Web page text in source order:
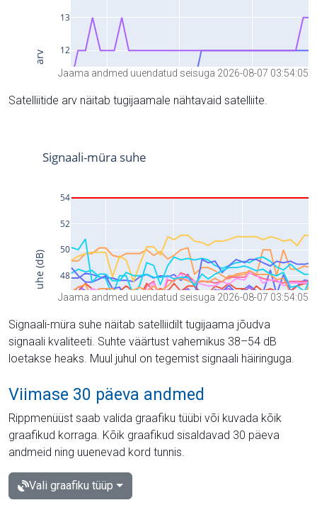
Jaama andmed uuendatud seisuga 2026-08-07 03:54:05
Satelliitide arv näitab tugijaamale nähtavaid satelliite.
Jaama andmed uuendatud seisuga 2026-08-07 03:54:05
Signaali-müra suhe näitab satelliidilt tugijaama jõudva
signaali kvaliteeti. Suhte väärtust vahemikus 38–54 dB
loetakse heaks. Muul juhul on tegemist signaali häiringuga.
Viimase 30 päeva andmed
Rippmenüüst saab valida graafiku tüübi või kuvada kõik
graafikud korraga. Kõik graafikud sisaldavad 30 päeva
andmeid ning uuenevad kord tunnis.
Vali graafiku tüüp